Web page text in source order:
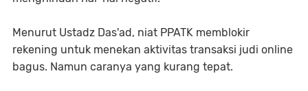
Menurut Ustadz Das'ad, niat PPATK memblokir
rekening untuk menekan aktivitas transaksi judi online
bagus. Namun caranya yang kurang tepat.